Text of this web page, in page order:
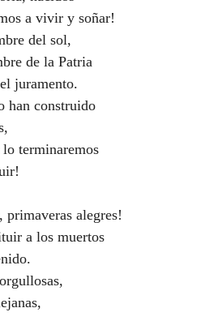
a vivir y soñar!
del sol,
de la Patria
juramento.
han construido
lo terminaremos
primaveras alegres!
a los muertos